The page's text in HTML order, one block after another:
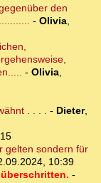
den
- Olivia,
- Olivia,
. . . . - Dieter,
gelten sondern für
10:39
-